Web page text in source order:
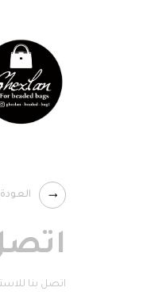
اتصل بنا